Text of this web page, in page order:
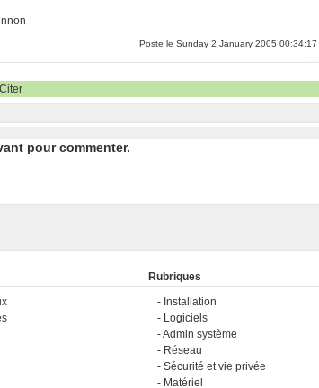
Poste le Sunday 2 January 2005 00:34:17
Citer
pour commenter.
Rubriques
Installation
Logiciels
Admin système
Réseau
Sécurité et vie privée
Matériel